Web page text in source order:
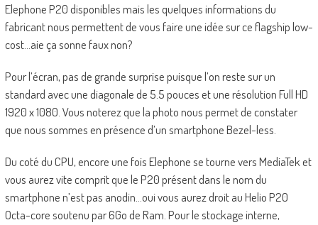
Elephone P20 disponibles mais les quelques informations du
fabricant nous permettent de vous faire une idée sur ce flagship low-
cost…aie ça sonne faux non?
Pour l’écran, pas de grande surprise puisque l’on reste sur un
standard avec une diagonale de 5.5 pouces et une résolution Full HD
1920 x 1080. Vous noterez que la photo nous permet de constater
que nous sommes en présence d’un smartphone Bezel-less.
Du coté du CPU, encore une fois Elephone se tourne vers MediaTek et
vous aurez vite comprit que le P20 présent dans le nom du
smartphone n’est pas anodin…oui vous aurez droit au Helio P20
Octa-core soutenu par 6Go de Ram. Pour le stockage interne,